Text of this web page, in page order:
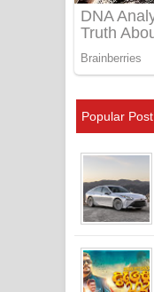
Popular Post